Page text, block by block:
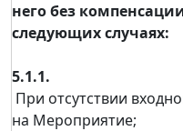
него без
следующих случаях:
5.1.1.
При отсутствии
на Мероприятие;